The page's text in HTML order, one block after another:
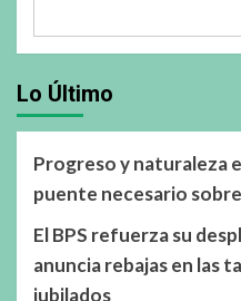
Lo Último
Progreso y naturaleza
puente necesario
El BPS refuerza su
anuncia rebajas en las
jubilados